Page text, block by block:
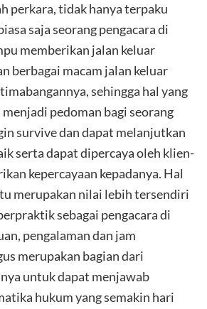
perkara, tidak hanya terpaku
saja seorang pengacara di
memberikan jalan keluar
berbagai macam jalan keluar
sehingga hal yang
pedoman bagi seorang
survive dan dapat melanjutkan
serta dapat dipercaya oleh klien-
kepercayaan kepadanya. Hal
merupakan nilai lebih tersendiri
sebagai pengacara di
pengalaman dan jam
merupakan bagian dari
untuk dapat menjawab
hukum yang semakin hari